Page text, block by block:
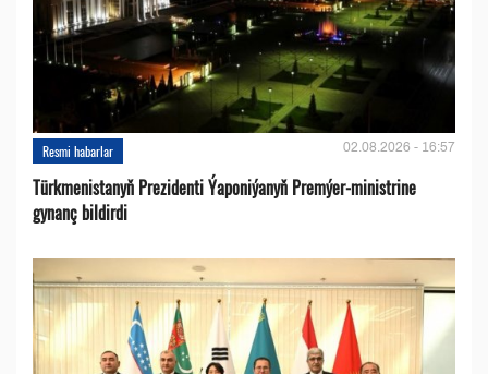
Resmi habarlar 02.08.2026 - 16:57
Türkmenistanyň Prezidenti Ýaponiýanyň Premýer-ministrine
gynanç bildirdi